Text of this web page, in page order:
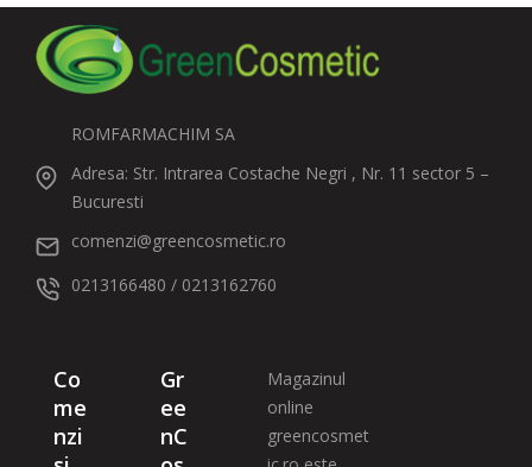
ROMFARMACHIM SA
Adresa: Str. Intrarea Costache Negri , Nr. 11 sector 5 –
Bucuresti
comenzi@greencosmetic.ro
0213166480 / 0213162760
Co
me
nzi
Gr
ee
nC
Magazinul
online
greencosmet